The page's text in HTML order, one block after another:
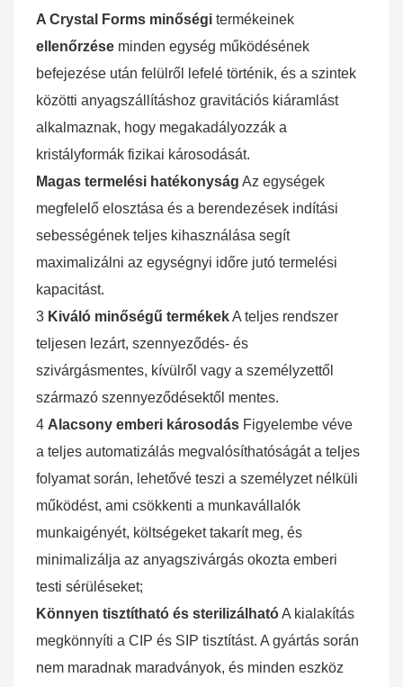
A Crystal Forms minőségi termékeinek
ellenőrzése minden egység működésének
befejezése után felülről lefelé történik, és a szintek
közötti anyagszállításhoz gravitációs kiáramlást
alkalmaznak, hogy megakadályozzák a
kristályformák fizikai károsodását.
Magas termelési hatékonyság Az egységek
megfelelő elosztása és a berendezések indítási
sebességének teljes kihasználása segít
maximalizálni az egységnyi időre jutó termelési
kapacitást.
3 Kiváló minőségű termékekA teljes rendszer
teljesen lezárt, szennyeződés- és
szivárgásmentes, kívülről vagy a személyzettől
származó szennyeződésektől mentes.
4 Alacsony emberi károsodás Figyelembe véve
a teljes automatizálás megvalósíthatóságát a teljes
folyamat során, lehetővé teszi a személyzet nélküli
működést, ami csökkenti a munkavállalók
munkaigényét, költségeket takarít meg, és
minimalizálja az anyagszivárgás okozta emberi
testi sérüléseket;
Könnyen tisztítható és sterilizálhatóA kialakítás
megkönnyíti a CIP és SIP tisztítást. A gyártás során
nem maradnak maradványok, és minden eszköz